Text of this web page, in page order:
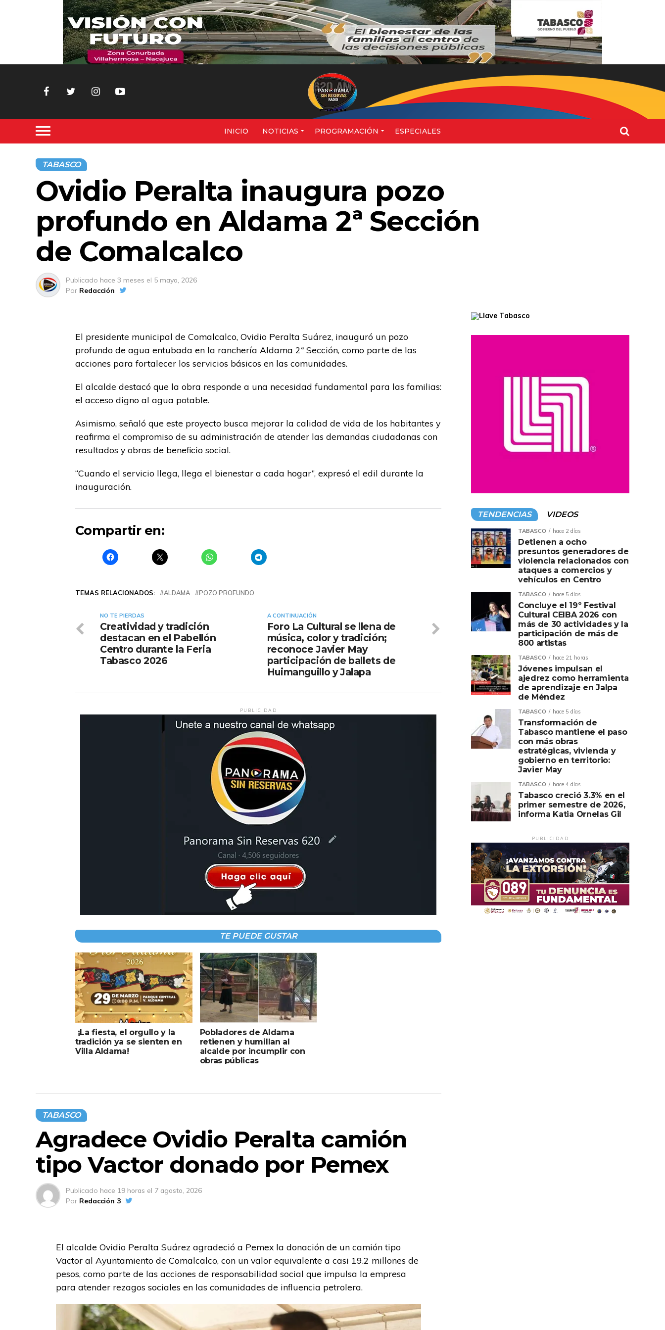
620AM
INICIO NOTICIAS PROGRAMACIÓN ESPECIALES
TABASCO
Ovidio Peralta inaugura pozo
profundo en Aldama 2ª Sección
de Comalcalco
Publicado hace 3 meses el 5 mayo, 2026
Por Redacción
El presidente municipal de Comalcalco, Ovidio Peralta Suárez, inauguró un pozo
profundo de agua entubada en la ranchería Aldama 2ª Sección, como parte de las
acciones para fortalecer los servicios básicos en las comunidades.
El alcalde destacó que la obra responde a una necesidad fundamental para las familias:
el acceso digno al agua potable.
Asimismo, señaló que este proyecto busca mejorar la calidad de vida de los habitantes y
reafirma el compromiso de su administración de atender las demandas ciudadanas con
resultados y obras de beneficio social.
“Cuando el servicio llega, llega el bienestar a cada hogar”, expresó el edil durante la
inauguración.
Compartir en:
TEMAS RELACIONADOS: ALDAMA POZO PROFUNDO
A CONTINUACIÓN
Foro La Cultural se llena de
música, color y tradición;
reconoce Javier May
participación de ballets de
Huimanguillo y Jalapa
NO TE PIERDAS
Creatividad y tradición
destacan en el Pabellón
Centro durante la Feria
Tabasco 2026
PUBLICIDAD
TE PUEDE GUSTAR
¡La fiesta, el orgullo y la
tradición ya se sienten en
Villa Aldama!
Pobladores de Aldama
retienen y humillan al
alcalde por incumplir con
obras públicas
TABASCO
Agradece Ovidio Peralta camión
tipo Vactor donado por Pemex
Publicado hace 19 horas el 7 agosto, 2026
Por Redacción 3
El alcalde Ovidio Peralta Suárez agradeció a Pemex la donación de un camión tipo
Vactor al Ayuntamiento de Comalcalco, con un valor equivalente a casi 19.2 millones de
pesos, como parte de las acciones de responsabilidad social que impulsa la empresa
para atender rezagos sociales en las comunidades de influencia petrolera.
TENDENCIAS VIDEOS
TABASCO hace 2 días
Detienen a ocho
presuntos generadores de
violencia relacionados con
ataques a comercios y
vehículos en Centro
TABASCO hace 5 días
Concluye el 19º Festival
Cultural CEIBA 2026 con
más de 30 actividades y la
participación de más de
800 artistas
TABASCO hace 21 horas
Jóvenes impulsan el
ajedrez como herramienta
de aprendizaje en Jalpa
de Méndez
TABASCO hace 5 días
Transformación de
Tabasco mantiene el paso
con más obras
estratégicas, vivienda y
gobierno en territorio:
Javier May
TABASCO hace 4 días
Tabasco creció 3.3% en el
primer semestre de 2026,
informa Katia Ornelas Gil
PUBLICIDAD